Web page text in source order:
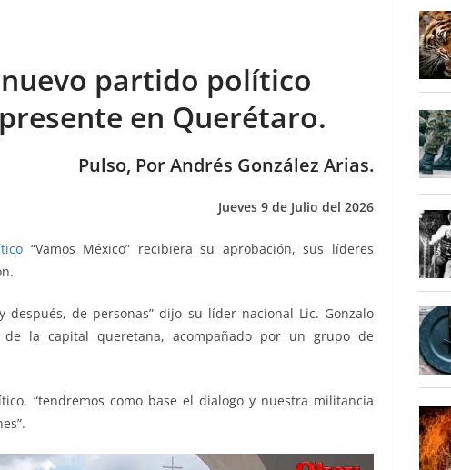
nuevo partido político
en Querétaro.
Pulso, Por Andrés González Arias.
Jueves 9 de Julio del 2026
“Vamos México” recibiera su aprobación, sus líderes
de personas” dijo su líder nacional Lic. Gonzalo
la capital queretana, acompañado por un grupo de
“tendremos como base el dialogo y nuestra militancia